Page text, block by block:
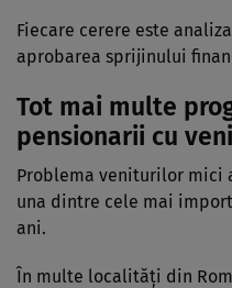
Fiecare cerere este
aprobarea sprijinului
Tot mai multe
pensionarii cu
Problema veniturilor mici
una dintre cele mai
ani.
În multe localități din